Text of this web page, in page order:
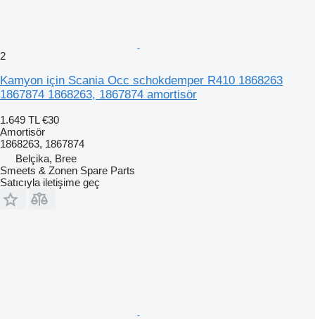
2
Kamyon için Scania Occ schokdemper R410 1868263
1867874 1868263, 1867874 amortisör
1.649 TL €30
Amortisör
1868263, 1867874
Belçika, Bree
Smeets & Zonen Spare Parts
Satıcıyla iletişime geç